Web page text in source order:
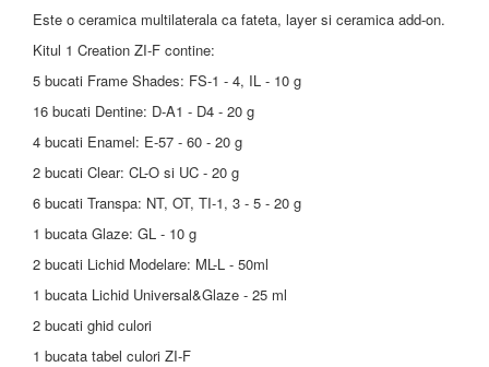
Este o ceramica multilaterala ca fateta, layer si ceramica add-on.
Kitul 1 Creation ZI-F contine:
5 bucati Frame Shades: FS-1 - 4, IL - 10 g
16 bucati Dentine: D-A1 - D4 - 20 g
4 bucati Enamel: E-57 - 60 - 20 g
2 bucati Clear: CL-O si UC - 20 g
6 bucati Transpa: NT, OT, TI-1, 3 - 5 - 20 g
1 bucata Glaze: GL - 10 g
2 bucati Lichid Modelare: ML-L - 50ml
1 bucata Lichid Universal&Glaze - 25 ml
2 bucati ghid culori
1 bucata tabel culori ZI-F